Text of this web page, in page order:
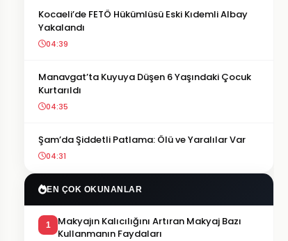
Kocaeli’de FETÖ Hükümlüsü Eski Kıdemli Albay
Yakalandı
04:39
Manavgat’ta Kuyuya Düşen 6 Yaşındaki Çocuk
Kurtarıldı
04:35
Şam’da Şiddetli Patlama: Ölü ve Yaralılar Var
04:31
EN ÇOK OKUNANLAR
1
Makyajın Kalıcılığını Artıran Makyaj Bazı
Kullanmanın Faydaları